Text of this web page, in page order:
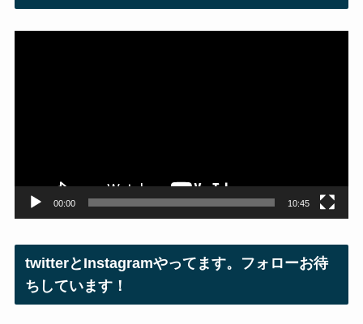
00:00 10:45
twitterとInstagramやってます。フォローお待
ちしています！